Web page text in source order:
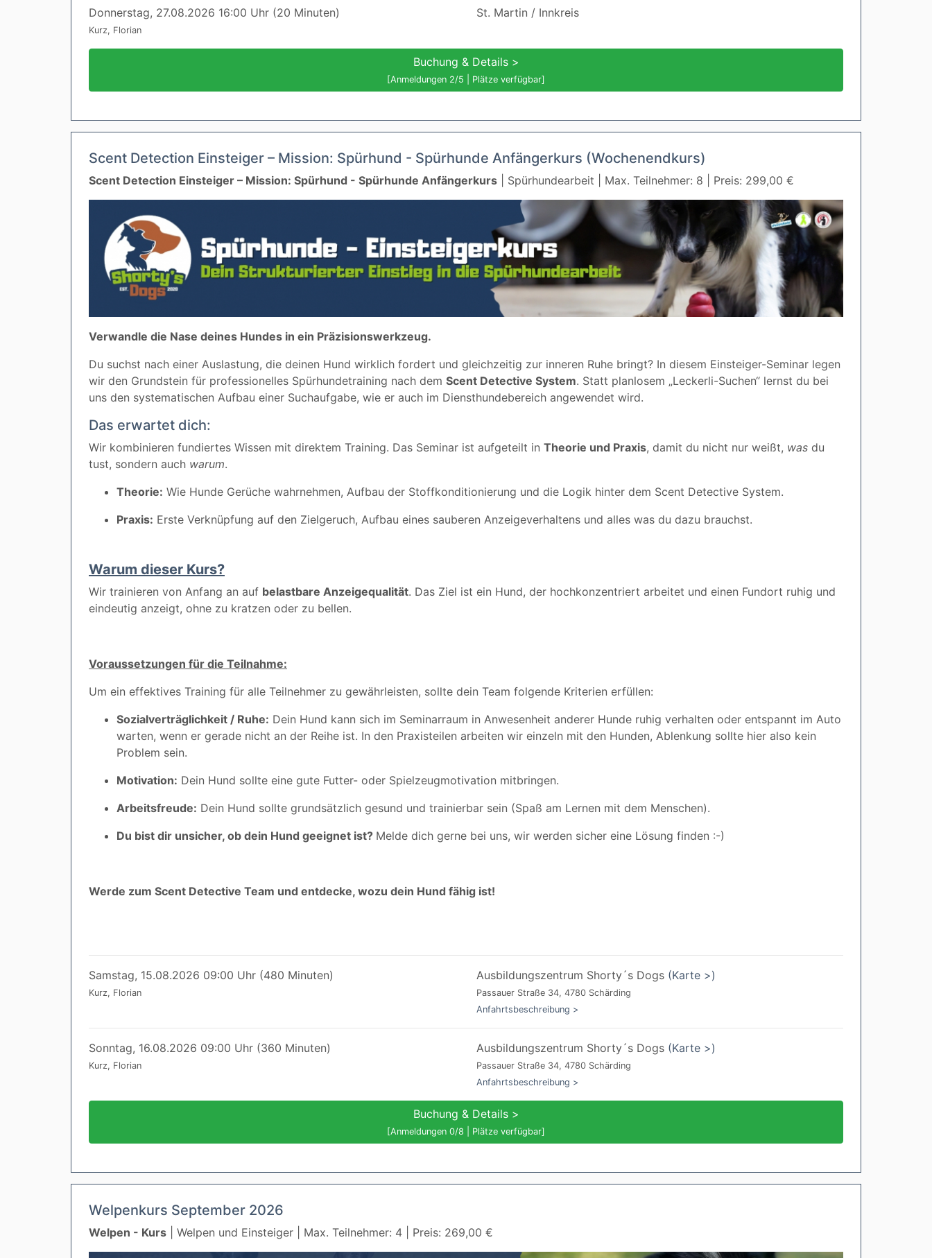
Donnerstag, 27.08.2026 16:00 Uhr (20 Minuten)
Kurz, Florian
St. Martin / Innkreis
Buchung & Details >
[Anmeldungen 2/5 | Plätze verfügbar]
Scent Detection Einsteiger – Mission: Spürhund - Spürhunde Anfängerkurs (Wochenendkurs)
Scent Detection Einsteiger – Mission: Spürhund - Spürhunde Anfängerkurs | Spürhundearbeit | Max. Teilnehmer: 8 | Preis: 299,00 €
Verwandle die Nase deines Hundes in ein Präzisionswerkzeug.
Du suchst nach einer Auslastung, die deinen Hund wirklich fordert und gleichzeitig zur inneren Ruhe bringt? In diesem Einsteiger-Seminar legen
wir den Grundstein für professionelles Spürhundetraining nach dem Scent Detective System. Statt planlosem „Leckerli-Suchen“ lernst du bei
uns den systematischen Aufbau einer Suchaufgabe, wie er auch im Diensthundebereich angewendet wird.
Das erwartet dich:
Wir kombinieren fundiertes Wissen mit direktem Training. Das Seminar ist aufgeteilt in Theorie und Praxis, damit du nicht nur weißt, was du
tust, sondern auch warum.
Theorie: Wie Hunde Gerüche wahrnehmen, Aufbau der Stoffkonditionierung und die Logik hinter dem Scent Detective System.
Praxis: Erste Verknüpfung auf den Zielgeruch, Aufbau eines sauberen Anzeigeverhaltens und alles was du dazu brauchst.
Warum dieser Kurs?
Wir trainieren von Anfang an auf belastbare Anzeigequalität. Das Ziel ist ein Hund, der hochkonzentriert arbeitet und einen Fundort ruhig und
eindeutig anzeigt, ohne zu kratzen oder zu bellen.
Voraussetzungen für die Teilnahme:
Um ein effektives Training für alle Teilnehmer zu gewährleisten, sollte dein Team folgende Kriterien erfüllen:
Sozialverträglichkeit / Ruhe: Dein Hund kann sich im Seminarraum in Anwesenheit anderer Hunde ruhig verhalten oder entspannt im Auto
warten, wenn er gerade nicht an der Reihe ist. In den Praxisteilen arbeiten wir einzeln mit den Hunden, Ablenkung sollte hier also kein
Problem sein.
Motivation: Dein Hund sollte eine gute Futter- oder Spielzeugmotivation mitbringen.
Arbeitsfreude: Dein Hund sollte grundsätzlich gesund und trainierbar sein (Spaß am Lernen mit dem Menschen).
Du bist dir unsicher, ob dein Hund geeignet ist? Melde dich gerne bei uns, wir werden sicher eine Lösung finden :-)
Werde zum Scent Detective Team und entdecke, wozu dein Hund fähig ist!
Samstag, 15.08.2026 09:00 Uhr (480 Minuten)
Kurz, Florian
Ausbildungszentrum Shorty´s Dogs (Karte >)
Passauer Straße 34, 4780 Schärding
Anfahrtsbeschreibung >
Sonntag, 16.08.2026 09:00 Uhr (360 Minuten)
Kurz, Florian
Ausbildungszentrum Shorty´s Dogs (Karte >)
Passauer Straße 34, 4780 Schärding
Anfahrtsbeschreibung >
Buchung & Details >
[Anmeldungen 0/8 | Plätze verfügbar]
Welpenkurs September 2026
Welpen - Kurs | Welpen und Einsteiger | Max. Teilnehmer: 4 | Preis: 269,00 €